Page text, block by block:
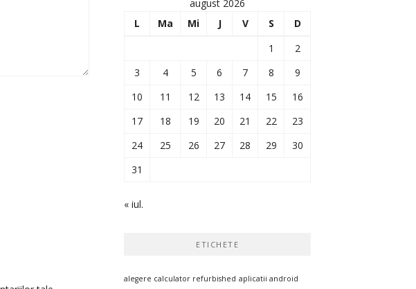
august 2026
L
Ma Mi J V S
D
1
2
3
4 5 6 7 8
9
10
11 12 13 14 15
16
17
18 19 20 21 22
23
24
25 26 27 28 29
30
31
« iul.
ETICHETE
alegere calculator refurbished aplicatii android